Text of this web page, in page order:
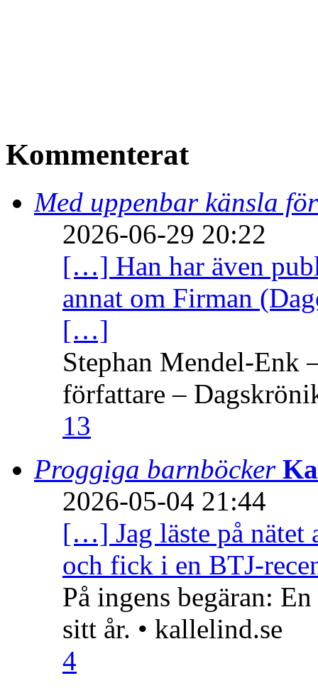
Kommenterat
Med uppenbar känsla
2026-06-29 20:22
[…] Han har även
annat om Firman
[…]
Stephan Mendel-Enk
författare –
13
Proggiga barnböcker
2026-05-04 21:44
[…] Jag läste på nätet
och fick i en BTJ-
På ingens begäran:
sitt år. • kallelind.se
4